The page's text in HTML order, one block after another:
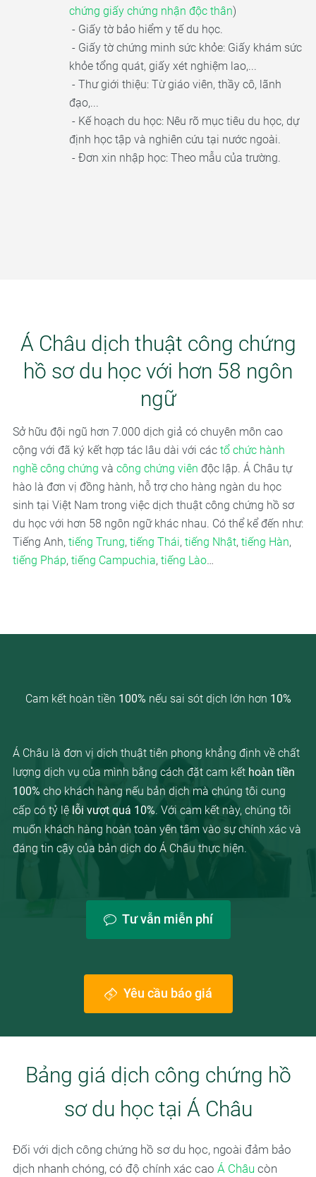
chứng giấy chứng nhận độc thân)
- Giấy tờ bảo hiểm y tế du học.
- Giấy tờ chứng minh sức khỏe: Giấy khám sức
khỏe tổng quát, giấy xét nghiệm lao,...
- Thư giới thiệu: Từ giáo viên, thầy cô, lãnh
đạo,...
- Kế hoạch du học: Nêu rõ mục tiêu du học, dự
định học tập và nghiên cứu tại nước ngoài.
- Đơn xin nhập học: Theo mẫu của trường.
Á Châu dịch thuật công chứng
hồ sơ du học với hơn 58 ngôn
ngữ
Sở hữu đội ngũ hơn 7.000 dịch giả có chuyên môn cao
cộng với đã ký kết hợp tác lâu dài với các tổ chức hành
nghề công chứng và công chứng viên độc lập. Á Châu tự
hào là đơn vị đồng hành, hỗ trợ cho hàng ngàn du học
sinh tại Việt Nam trong việc dịch thuật công chứng hồ sơ
du học với hơn 58 ngôn ngữ khác nhau. Có thể kể đến như:
Tiếng Anh, tiếng Trung, tiếng Thái, tiếng Nhật, tiếng Hàn,
tiếng Pháp, tiếng Campuchia, tiếng Lào…
Cam kết hoàn tiền 100% nếu sai sót dịch lớn hơn 10%
Á Châu là đơn vị dịch thuật tiên phong khẳng định về chất
lượng dịch vụ của mình bằng cách đặt cam kết hoàn tiền
100% cho khách hàng nếu bản dịch mà chúng tôi cung
cấp có tỷ lệ lỗi vượt quá 10%. Với cam kết này, chúng tôi
muốn khách hàng hoàn toàn yên tâm vào sự chính xác và
đáng tin cậy của bản dịch do Á Châu thực hiện.
Tư vẫn miễn phí
Yêu cầu báo giá
Bảng giá dịch công chứng hồ
sơ du học tại Á Châu
Đối với dịch công chứng hồ sơ du học, ngoài đảm bảo
dịch nhanh chóng, có độ chính xác cao Á Châu còn